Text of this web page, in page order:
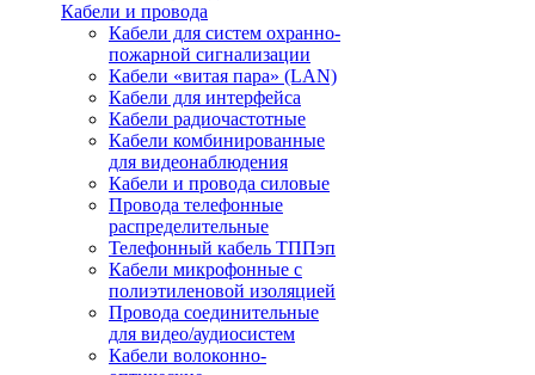
Кабели и провода
Кабели для систем охранно-
пожарной сигнализации
Кабели «витая пара» (LAN)
Кабели для интерфейса
Кабели радиочастотные
Кабели комбинированные
для видеонаблюдения
Кабели и провода силовые
Провода телефонные
распределительные
Телефонный кабель ТППэп
Кабели микрофонные с
полиэтиленовой изоляцией
Провода соединительные
для видео/аудиосистем
Кабели волоконно-